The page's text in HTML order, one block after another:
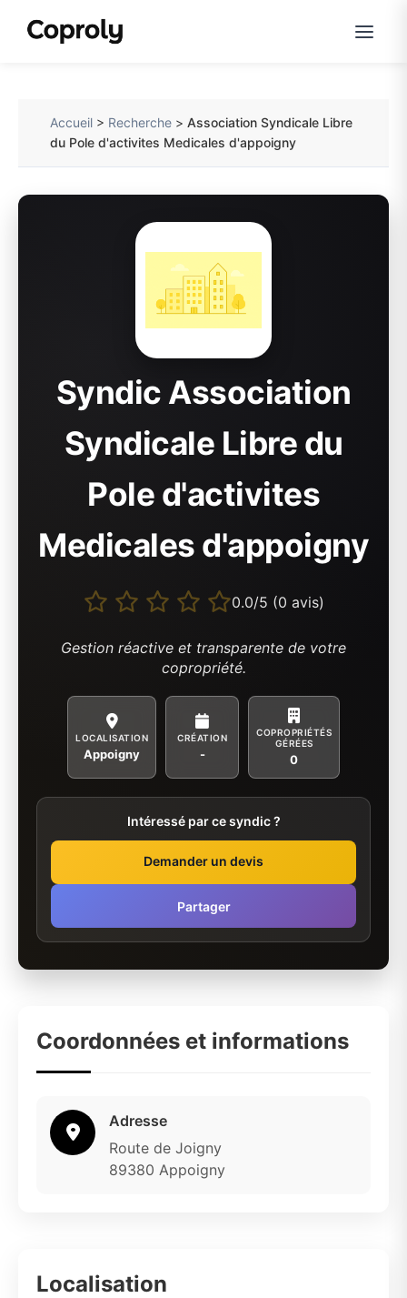
Accueil > Recherche >Association Syndicale Libre
du Pole d'activites Medicales d'appoigny
Syndic Association
Syndicale Libre du
Pole d'activites
Medicales d'appoigny
0.0/5 (0 avis)
Gestion réactive et transparente de votre
copropriété.
LOCALISATION
Appoigny
CRÉATION
-
COPROPRIÉTÉS
GÉRÉES
0
Intéressé par ce syndic ?
Demander un devis
Partager
Coordonnées et informations
Adresse
Route de Joigny
89380 Appoigny
Localisation